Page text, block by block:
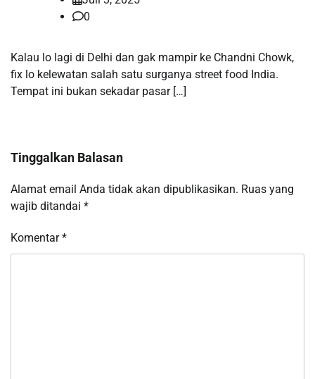
0
Kalau lo lagi di Delhi dan gak mampir ke Chandni Chowk,
fix lo kelewatan salah satu surganya street food India.
Tempat ini bukan sekadar pasar […]
Tinggalkan Balasan
Alamat email Anda tidak akan dipublikasikan. Ruas yang
wajib ditandai *
Komentar*